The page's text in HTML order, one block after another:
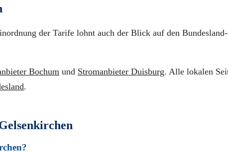
der Tarife lohnt auch der Blick auf den Bundesland-
Bochum und Stromanbieter Duisburg. Alle lokalen
.